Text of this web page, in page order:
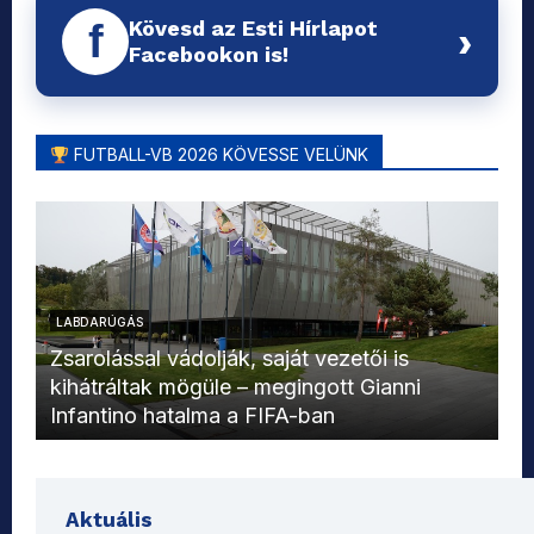
f
Kövesd az Esti Hírlapot
Facebookon is!
›
FUTBALL-VB 2026 KÖVESSE VELÜNK
LABDARÚGÁS
Zsarolással vádolják, saját vezetői is
kihátráltak mögüle – megingott Gianni
Infantino hatalma a FIFA-ban
Aktuális